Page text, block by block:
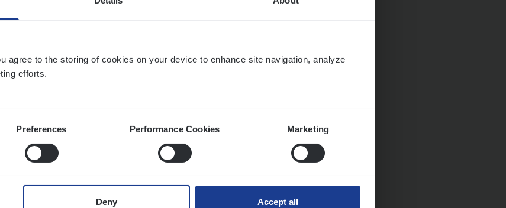
agree to the storing of cookies on your device to enhance site navigation, analyze
efforts.
Preferences Performance Cookies Marketing
Deny Accept all